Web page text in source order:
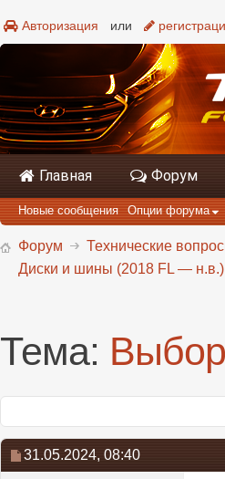
Авторизация или
Главная Форум
Новые сообщения Опции форума
Форум Технические
Диски и шины (2018 FL — н.в.)
Тема:
31.05.2024, 08:40